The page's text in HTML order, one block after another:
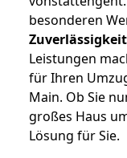
besonderen
Leistungen
für Ihren
Main. Ob Sie
großes Haus
Lösung für Sie.